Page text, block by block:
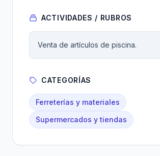
ACTIVIDADES / RUBROS
Venta de artículos de piscina.
CATEGORÍAS
Ferreterías y materiales
Supermercados y tiendas